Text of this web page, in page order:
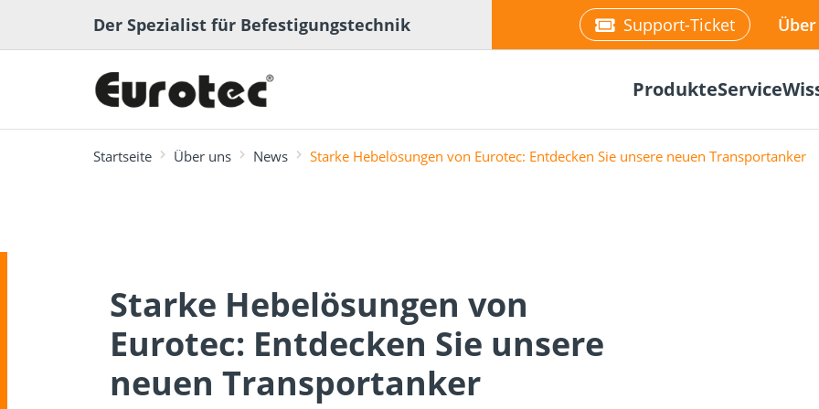
Der Spezialist für Befestigungstechnik Support-Ticket
Produkte
Terrassen- und
Gartenbau Ingenieurholzbau Holzbauschrauben
Service
Terrassenplaner ECS-Software Fassadenplaner
Fachbeiträge Lexikon Mediathek
Startseite Über uns News Starke Hebelösungen von Eurotec: Entdecken Sie unsere neuen Transportanker
Starke Hebelösungen von
Eurotec: Entdecken Sie unsere
neuen Transportanker